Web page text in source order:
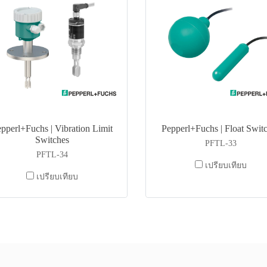
| Vibration Limit
Switches
PFTL-34
เปรียบเทียบ
Pepperl+Fuchs | Float
PFTL-33
เปรียบเทียบ